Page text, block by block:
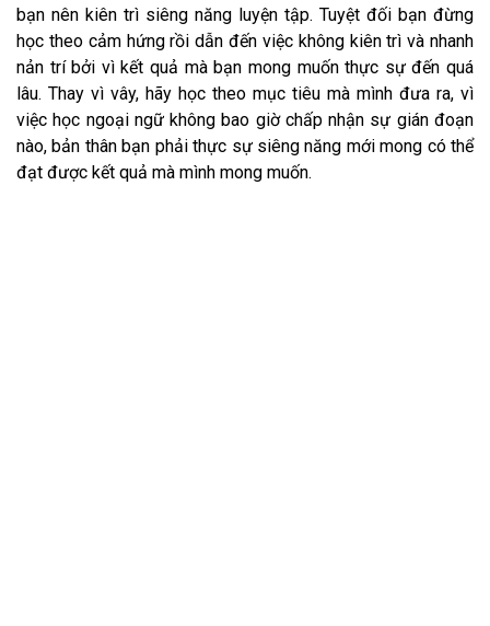
bạn nên kiên trì siêng năng luyện tập. Tuyệt đối bạn đừng
học theo cảm hứng rồi dẫn đến việc không kiên trì và nhanh
nản trí bởi vì kết quả mà bạn mong muốn thực sự đến quá
lâu. Thay vì vây, hãy học theo mục tiêu mà mình đưa ra, vì
việc học ngoại ngữ không bao giờ chấp nhận sự gián đoạn
nào, bản thân bạn phải thực sự siêng năng mới mong có thể
đạt được kết quả mà mình mong muốn.